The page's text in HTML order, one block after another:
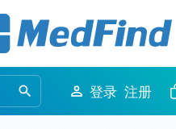
e
登录 注册